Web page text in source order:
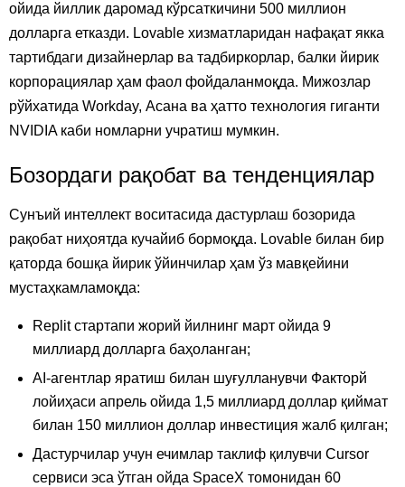
ойида йиллик даромад кўрсаткичини 500 миллион
долларга етказди. Lovable хизматларидан нафақат якка
тартибдаги дизайнерлар ва тадбиркорлар, балки йирик
корпорациялар ҳам фаол фойдаланмоқда. Мижозлар
рўйхатида Workday, Асана ва ҳатто технология гиганти
NVIDIA каби номларни учратиш мумкин.
Бозордаги рақобат ва тенденциялар
Сунъий интеллект воситасида дастурлаш бозорида
рақобат ниҳоятда кучайиб бормоқда. Lovable билан бир
қаторда бошқа йирик ўйинчилар ҳам ўз мавқейини
мустаҳкамламоқда:
Replit стартапи жорий йилнинг март ойида 9
миллиард долларга баҳоланган;
AI-агентлар яратиш билан шуғулланувчи Факторй
лойиҳаси апрель ойида 1,5 миллиард доллар қиймат
билан 150 миллион доллар инвестиция жалб қилган;
Дастурчилар учун ечимлар таклиф қилувчи Cursor
сервиси эса ўтган ойда SpaceX томонидан 60